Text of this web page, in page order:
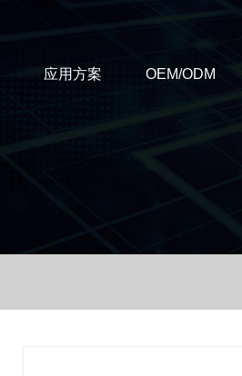
应用方案 OEM/ODM